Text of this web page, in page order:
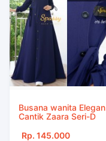
Busana wanita Elegan
Cantik Zaara Seri-D
Rp. 145.000